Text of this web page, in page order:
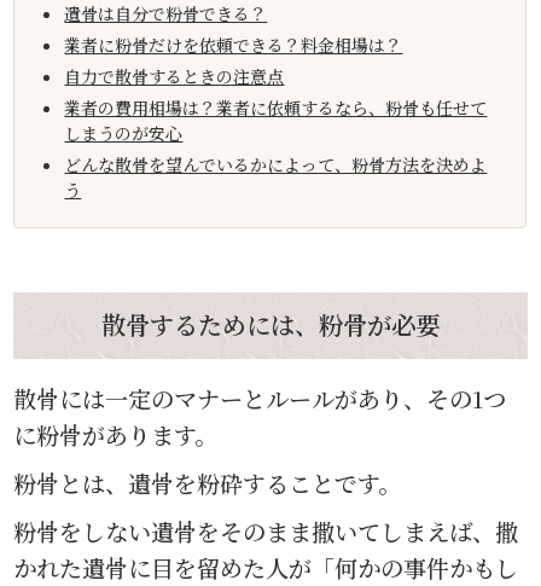
遺骨は自分で粉骨できる？
業者に粉骨だけを依頼できる？料金相場は？
自力で散骨するときの注意点
業者の費用相場は？業者に依頼するなら、粉骨も任せて
しまうのが安心
どんな散骨を望んでいるかによって、粉骨方法を決めよ
う
散骨するためには、粉骨が必要
散骨には一定のマナーとルールがあり、その1つ
に粉骨があります。
粉骨とは、遺骨を粉砕することです。
粉骨をしない遺骨をそのまま撒いてしまえば、撒
かれた遺骨に目を留めた人が「何かの事件かもし